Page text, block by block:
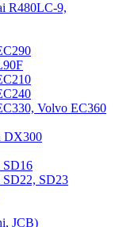
R480LC-9,
Volvo EC360
DX300
SD16
SD23
JCB)